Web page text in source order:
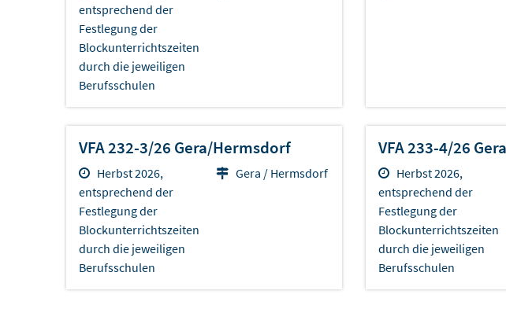
entsprechend der
Festlegung der
Blockunterrichtszeiten
durch die jeweiligen
Berufsschulen
VFA 232-3/26 Gera/Hermsdorf
Herbst 2026,
entsprechend der
Festlegung der
Blockunterrichtszeiten
durch die jeweiligen
Berufsschulen
Gera / Hermsdorf
VFA 233-4/26
Herbst 2026,
entsprechend der
Festlegung der
Blockunterrichtszeiten
durch die jeweiligen
Berufsschulen